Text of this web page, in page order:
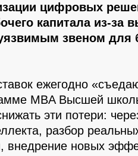
цифровых
капитала из-за
звеном для
ежегодно
MBA Высшей
эти потери:
разбор
внедрение новых